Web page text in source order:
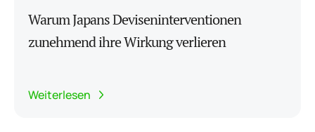
Warum Japans Deviseninterventionen
zunehmend ihre Wirkung verlieren
Weiterlesen